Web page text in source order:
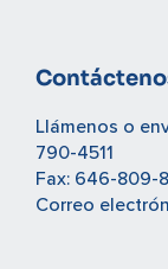
Llámenos o
790-4511
Fax: 646-809-
Correo